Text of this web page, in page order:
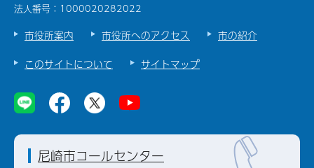
法人番号：1000020282022
市役所案内 市役所へのアクセス
市の紹介
このサイトについて
サイトマップ
尼崎市コールセンター